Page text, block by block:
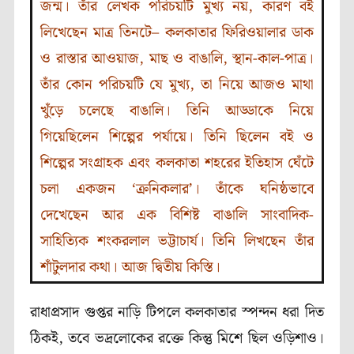
জন্ম। তাঁর লেখক পরিচয়টি মুখ্য নয়, কারণ বই
লিখেছেন মাত্র তিনটে– কলকাতার ফিরিওয়ালার ডাক
ও রাস্তার আওয়াজ, মাছ ও বাঙালি, স্থান-কাল-পাত্র।
তাঁর কোন পরিচয়টি যে মুখ্য, তা নিয়ে আজও মাথা
খুঁড়ে চলেছে বাঙালি। তিনি আড্ডাকে নিয়ে
গিয়েছিলেন শিল্পের পর্যায়ে। তিনি ছিলেন বই ও
শিল্পের সংগ্রাহক এবং কলকাতা শহরের ইতিহাস ঘেঁটে
চলা একজন ‘ক্রনিকলার’। তাঁকে ঘনিষ্ঠভাবে
দেখেছেন আর এক বিশিষ্ট বাঙালি সাংবাদিক-
সাহিত্যিক শংকরলাল ভট্টাচার্য। তিনি লিখছেন তাঁর
শাঁটুলদার কথা। আজ দ্বিতীয় কিস্তি।
রাধাপ্রসাদ গুপ্তর নাড়ি টিপলে কলকাতার স্পন্দন ধরা দিত
ঠিকই, তবে ভদ্রলোকের রক্তে কিন্তু মিশে ছিল ওড়িশাও।